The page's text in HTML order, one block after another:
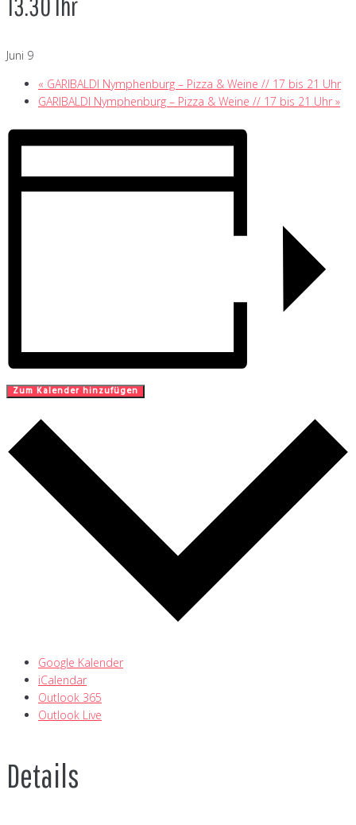
Juni 9
« GARIBALDI Nymphenburg – Pizza & Weine // 17 bis 21 Uhr
GARIBALDI Nymphenburg – Pizza & Weine // 17 bis 21 Uhr »
Zum Kalender hinzufügen
Google Kalender
iCalendar
Outlook 365
Outlook Live
Details